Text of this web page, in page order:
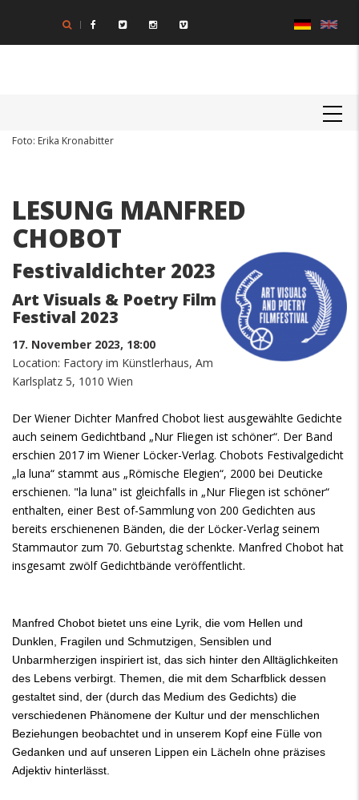
Inhalt
Textkörper
Foto: Erika Kronabitter
LESUNG MANFRED
CHOBOT
Festivaldichter 2023
Art Visuals & Poetry Film
Festival 2023
17. November 2023, 18:00
Location: Factory im Künstlerhaus, Am
Karlsplatz 5, 1010 Wien
Der Wiener Dichter Manfred Chobot liest ausgewählte Gedichte
auch seinem Gedichtband „Nur Fliegen ist schöner“. Der Band
erschien 2017 im Wiener Löcker-Verlag. Chobots Festivalgedicht
„la luna“ stammt aus „Römische Elegien“, 2000 bei Deuticke
erschienen. "la luna" ist gleichfalls in „Nur Fliegen ist schöner“
enthalten, einer Best of-Sammlung von 200 Gedichten aus
bereits erschienenen Bänden, die der Löcker-Verlag seinem
Stammautor zum 70. Geburtstag schenkte. Manfred Chobot hat
insgesamt zwölf Gedichtbände veröffentlicht.
Manfred Chobot bietet uns eine Lyrik, die vom Hellen und
Dunklen, Fragilen und Schmutzigen, Sensiblen und
Unbarmherzigen inspiriert ist, das sich hinter den Alltäglichkeiten
des Lebens verbirgt. Themen, die mit dem Scharfblick dessen
gestaltet sind, der (durch das Medium des Gedichts) die
verschiedenen Phänomene der Kultur und der menschlichen
Beziehungen beobachtet und in unserem Kopf eine Fülle von
Gedanken und auf unseren Lippen ein Lächeln ohne präzises
Adjektiv hinterlässt.